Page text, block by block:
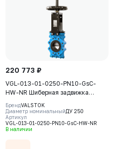
220 773 ₽
VGL-013-01-0250-PN10-GsC-
HW-NR Шиберная задвижка
Valstok, серия VGL, DN 0250,
PN10, штурвал, выдвижной шток,
корпус GJS-400-15 (GGG40) нож
AISI304, уплотнение Natural
БрендVALSTOK
Диаметр номинальныйДУ 250
Артикул
VGL-013-01-0250-PN10-GsC-HW-NR
В наличии